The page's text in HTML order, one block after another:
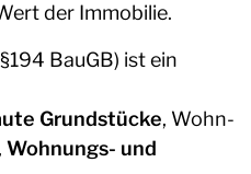
der Immobilie.
BauGB) ist ein
Grundstücke, Wohn-
Wohnungs- und